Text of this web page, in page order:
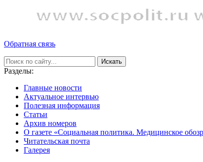
Обратная связь
Искать
Разделы:
Главные новости
Актуальное интервью
Полезная информация
Статьи
Архив номеров
О газете «Социальная политика. Медицинское
Читательская почта
Галерея